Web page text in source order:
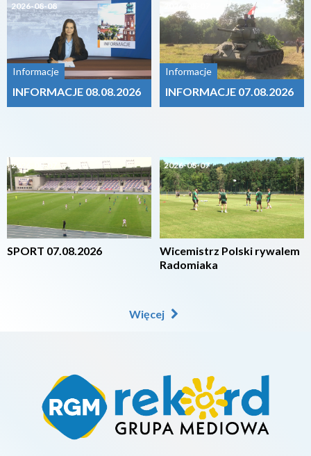
2026-08-08
Informacje
INFORMACJE 08.08.2026
2026-08-07
SPORT 07.08.2026
Informacje
INFORMACJE 07.08.2026
2026-08-07
Wicemistrz Polski rywalem
Radomiaka
Więcej